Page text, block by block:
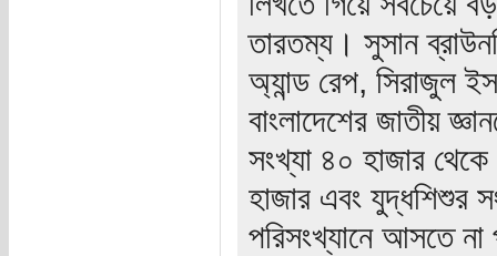
তারতম্য। সুসান
অ্যান্ড রেপ, সিরাজুল
বাংলাদেশের জাতীয়
সংখ্যা ৪০ হাজার
হাজার এবং যুদ্ধশিশুর
পরিসংখ্যানে আসতে না